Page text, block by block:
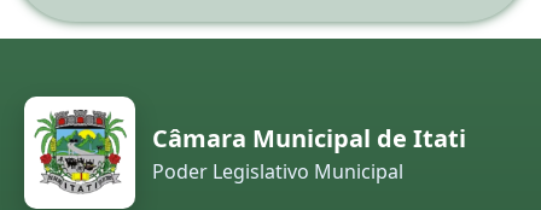
Câmara Municipal de Itati
Poder Legislativo Municipal